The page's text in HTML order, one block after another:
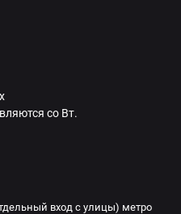
со Вт.
вход с улицы) метро